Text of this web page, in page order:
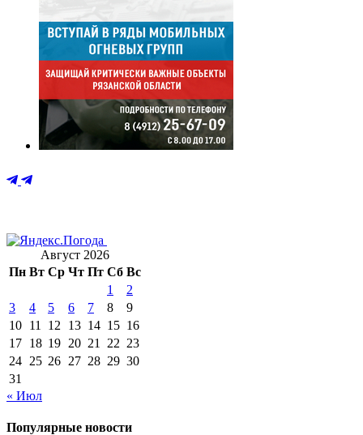
Август 2026
Пн Вт Ср Чт Пт Сб Вс
1
2
3
4 5 6 7 8
9
10 11 12 13 14 15 16
17 18 19 20 21 22 23
24 25 26 27 28 29 30
31
« Июл
Популярные новости